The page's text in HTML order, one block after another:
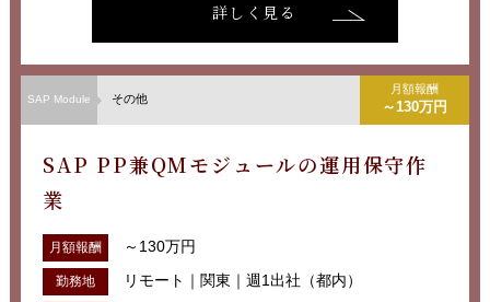
詳しく見る
SAP Module その他
月額報酬
～130万円
SAP PP兼QMモジュールの運用保守作
業
月額報酬 ～130万円
勤務地 リモート｜関東｜週1出社（都内）